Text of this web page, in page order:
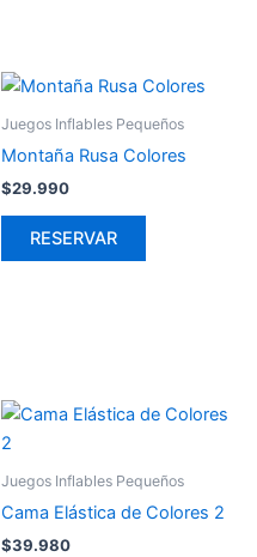
Juegos Inflables Pequeños
Montaña Rusa Colores
$29.990
RESERVAR
Juegos Inflables Pequeños
Cama Elástica de Colores 2
$39.980